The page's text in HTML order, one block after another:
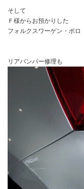
そして
Ｆ様からお預かりした
フォルクスワーゲン・ポロ
リアバンパー修理も